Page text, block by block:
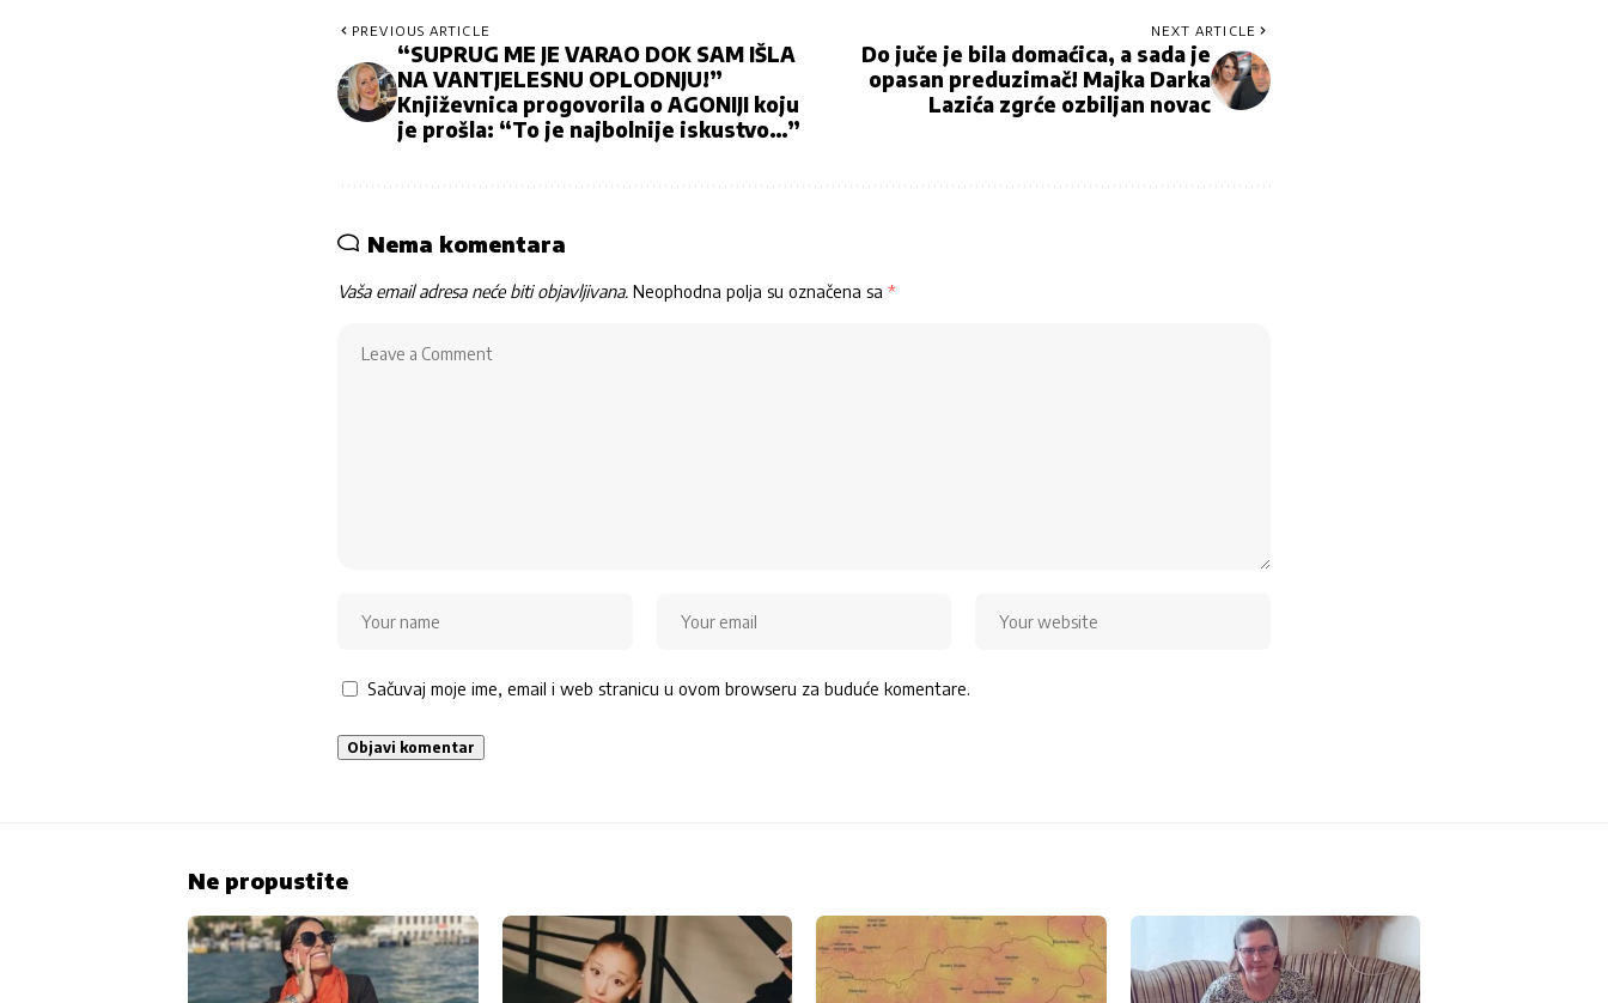
PREVIOUS ARTICLE
“SUPRUG ME JE VARAO DOK SAM IŠLA
NA VANTJELESNU OPLODNJU!”
Književnica progovorila o AGONIJI koju
je prošla: “To je najbolnije iskustvo…”
NEXT ARTICLE
Do juče je bila domaćica, a sada je
opasan preduzimač! Majka Darka
Lazića zgrće ozbiljan novac
Nema komentara
Vaša email adresa neće biti objavljivana. Neophodna polja su označena sa *
Sačuvaj moje ime, email i web stranicu u ovom browseru za buduće komentare.
Ne propustite